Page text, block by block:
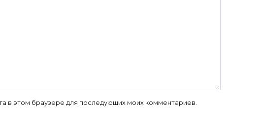
в этом браузере для последующих моих комментариев.